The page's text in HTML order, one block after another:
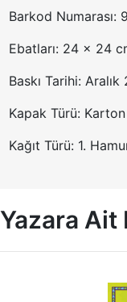
Barkod Numarası:
Ebatları: 24 x 24
Baskı Tarihi: Aralık
Kapak Türü:
Kağıt Türü: 1.
Yazara Ait